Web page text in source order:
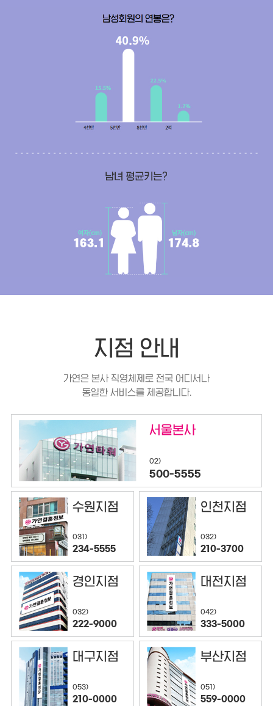
지점 안내
가연은 본사 직영체제로 전국 어디서나
동일한 서비스를 제공합니다.
서울본사
02)
500-5555
수원지점
031)
234-5555
인천지점
032)
210-3700
경인지점
032)
222-9000
대전지점
042)
333-5000
대구지점
053)
210-0000
부산지점
051)
559-0000